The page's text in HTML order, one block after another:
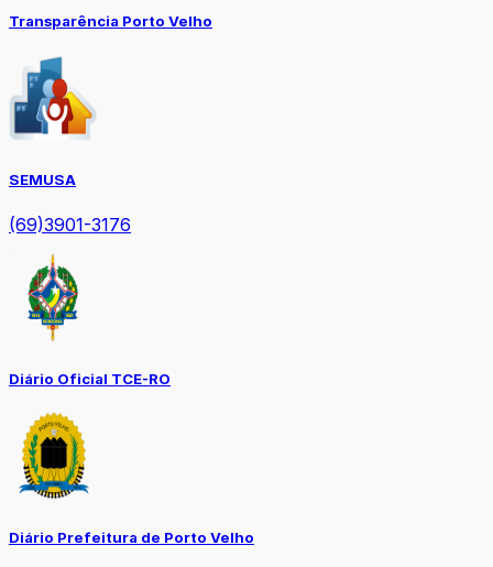
Transparência Porto Velho
SEMUSA
(69)3901-3176
Diário Oficial TCE-RO
Diário Prefeitura de Porto Velho